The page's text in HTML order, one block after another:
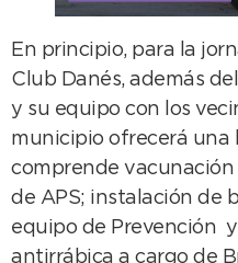
En principio, para la
Club Danés, además
y su equipo con los
municipio ofrecerá una
comprende vacunación
de APS; instalación de
equipo de Prevención
antirrábica a cargo de